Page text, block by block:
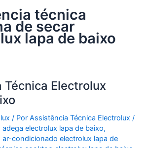
técnica
de secar
lapa de baixo
Electrolux
/ PorAssistência Técnica Electrolux/
electrolux lapa de baixo,
condicionado electrolux lapa de